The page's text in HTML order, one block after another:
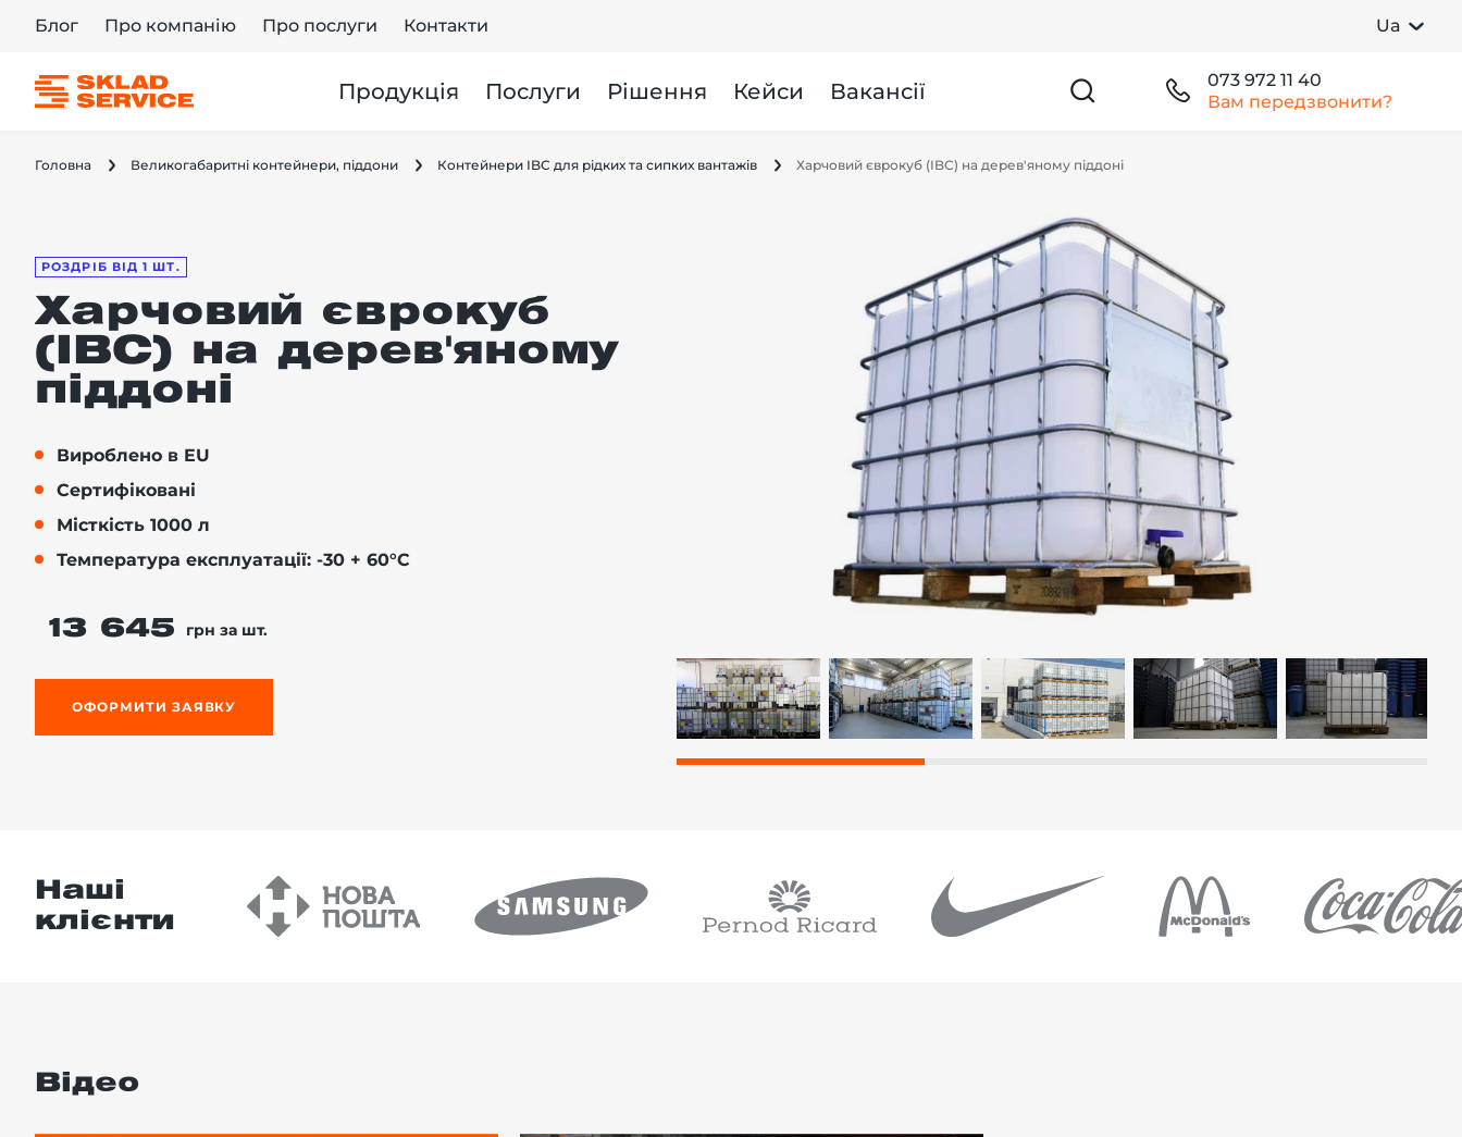
Блог Про компанію Про послуги Контакти Ua
Продукція Послуги Рішення Кейси Вакансії
073 972 11 40
Вам передзвонити?
Головна Великогабаритні контейнери, піддони Контейнери IBC для рідких та сипких вантажів Харчовий єврокуб (IBC) на дерев'яному піддоні
РОЗДРІБ ВІД 1 ШТ.
Харчовий єврокуб
(IBC) на дерев'яному
піддоні
Вироблено в EU
Сертифіковані
Місткість 1000 л
Температура експлуатації: -30 + 60°C
13 645 грн за шт.
ОФОРМИТИ ЗАЯВКУ
Наші
клієнти
Відео